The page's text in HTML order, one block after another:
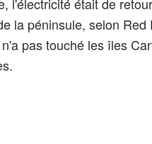
la péninsule, selon Red
pas touché les îles